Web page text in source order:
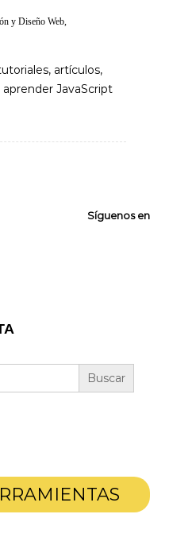
y Diseño Web
artículos,
JavaScript
Síguenos en